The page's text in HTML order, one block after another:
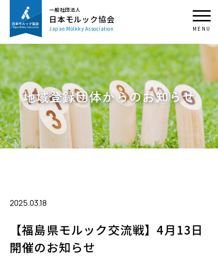
一般社団法人
日本モルック協会
Japan Mölkky Association
地域登録団体からのお知らせ
2025.03.18
【福島県モルック交流戦】4月13日
開催のお知らせ